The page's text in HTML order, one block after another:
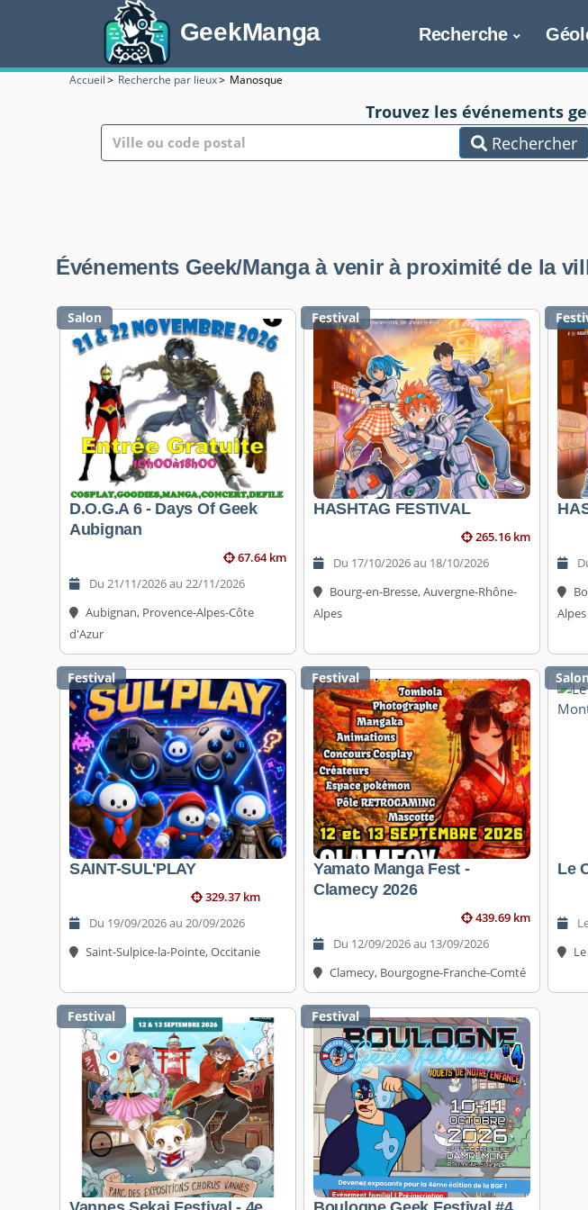
GeekManga Recherche
Accueil> Recherche par lieux> Manosque
Trouvez les événements
Rechercher
Événements Geek/Manga à venir à proximité de la
Salon
D.O.G.A 6 - Days Of Geek
Aubignan
67.64 km
Du 21/11/2026 au 22/11/2026
Aubignan, Provence-Alpes-Côte
d'Azur
Festival
HASHTAG FESTIVAL
265.16 km
Du 17/10/2026 au 18/10/2026
Bourg-en-Bresse, Auvergne-Rhône-
Alpes
Alpes
Festival
SAINT-SUL'PLAY
329.37 km
Du 19/09/2026 au 20/09/2026
Saint-Sulpice-la-Pointe, Occitanie
Festival
Yamato Manga Fest -
Clamecy 2026
439.69 km
Du 12/09/2026 au 13/09/2026
Clamecy, Bourgogne-Franche-Comté
Salon
Le
Festival Festival